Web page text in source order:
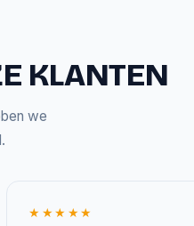
KLANTEN
we
★★★★★